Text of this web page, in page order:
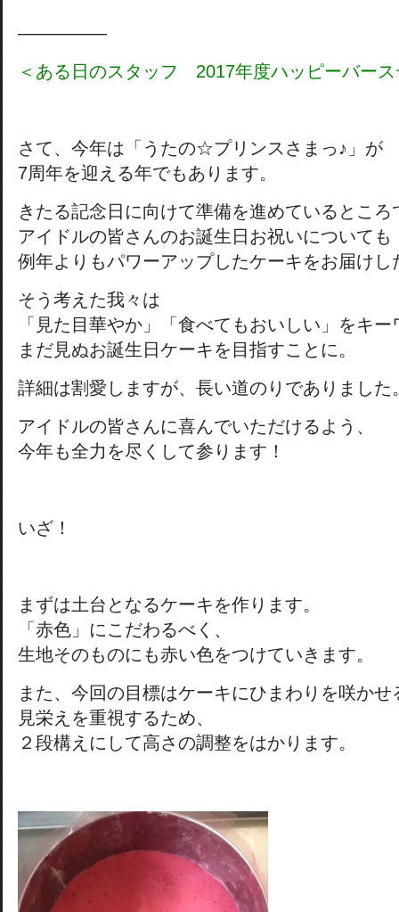
―――――
＜ある日のスタッフ 2017年度ハッピーバース
さて、今年は「うたの☆プリンスさまっ♪」が
7周年を迎える年でもあります。
きたる記念日に向けて準備を進めているとこ
アイドルの皆さんのお誕生日お祝いについても
例年よりもパワーアップしたケーキをお届け
そう考えた我々は
「見た目華やか」「食べてもおいしい」をキー
まだ見ぬお誕生日ケーキを目指すことに。
詳細は割愛しますが、長い道のりでありました
アイドルの皆さんに喜んでいただけるよう、
今年も全力を尽くして参ります！
いざ！
まずは土台となるケーキを作ります。
「赤色」にこだわるべく、
生地そのものにも赤い色をつけていきます。
また、今回の目標はケーキにひまわりを咲かせ
見栄えを重視するため、
２段構えにして高さの調整をはかります。